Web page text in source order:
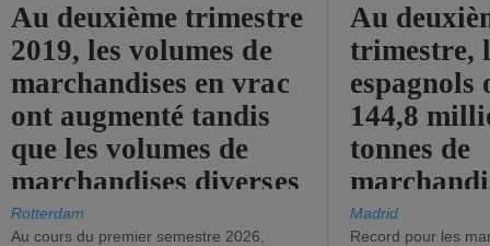
Au deuxième trimestre
2019, les volumes de
marchandises en vrac
ont augmenté tandis
que les volumes de
marchandises diverses
ont diminué.
Rotterdam
Au cours du premier semestre 2026,
Au
trimestre,
144,8
tonnes de
(+2,9%).
Madrid
Record pour les